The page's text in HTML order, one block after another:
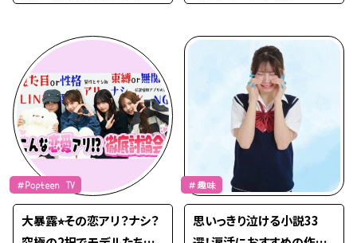
＃Popteen TV
大暴露⭐︎その恋アリ？ナシ？
＃趣味
思いっきり泣ける小説33